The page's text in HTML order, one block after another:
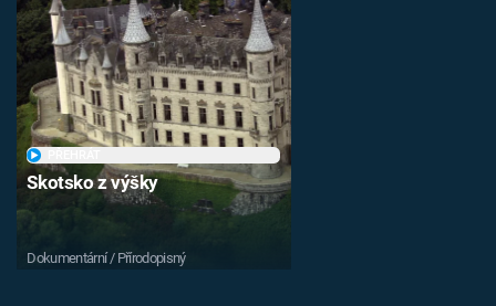
Skotsko z výšky
Dokumentární / Přírodopisný